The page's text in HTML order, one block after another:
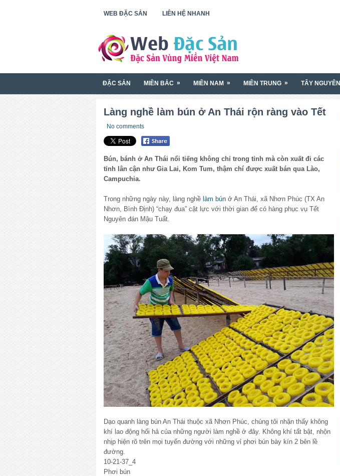
WEB ĐẶC SẢN LIÊN HỆ NHANH
ĐẶC SẢN MIỀN BẮC » MIỀN NAM » MIỀN TRUNG » TÂY NGUYÊN
Làng nghề làm bún ở An Thái rộn ràng vào Tết
No comments
Bún, bánh ở An Thái nổi tiếng không chỉ trong tỉnh mà còn xuất đi các
tỉnh lân cận như Gia Lai, Kom Tum, thậm chí được xuất bán qua Lào,
Campuchia.
Trong những ngày này, làng nghề làm bún ở An Thái, xã Nhơn Phúc (TX An
Nhơn, Bình Định) “chạy đua” cật lực với thời gian để có hàng phục vụ Tết
Nguyên đán Mậu Tuất.
Dạo quanh làng bún An Thái thuộc xã Nhơn Phúc, chúng tôi nhận thấy không
khí lao động hối hả của những người làm nghề ở đây. Không khí tất bật, nhộn
nhịp hiện rõ trên mọi tuyến đường với những vỉ phơi bún bày kín 2 bên lề
đường.
10-21-37_4
Phơi bún